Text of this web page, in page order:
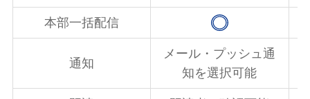
本部一括配信
通知
メール・プッシュ通
知を選択可能